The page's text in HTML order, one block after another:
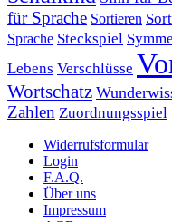
für Sprache Sortieren
Sprache Steckspiel
Lebens Verschlüsse
Wortschatz
Zahlen Zuordnungsspiel
Widerrufsformular
Login
F.A.Q.
Über uns
Impressum